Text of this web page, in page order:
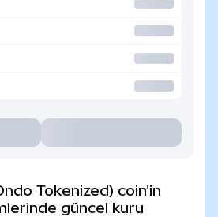
Tokenized) coin'in
güncel kuru